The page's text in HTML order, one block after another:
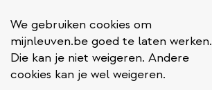
We gebruiken cookies om
mijnleuven.be goed te laten werken.
Die kan je niet weigeren. Andere
cookies kan je wel weigeren.